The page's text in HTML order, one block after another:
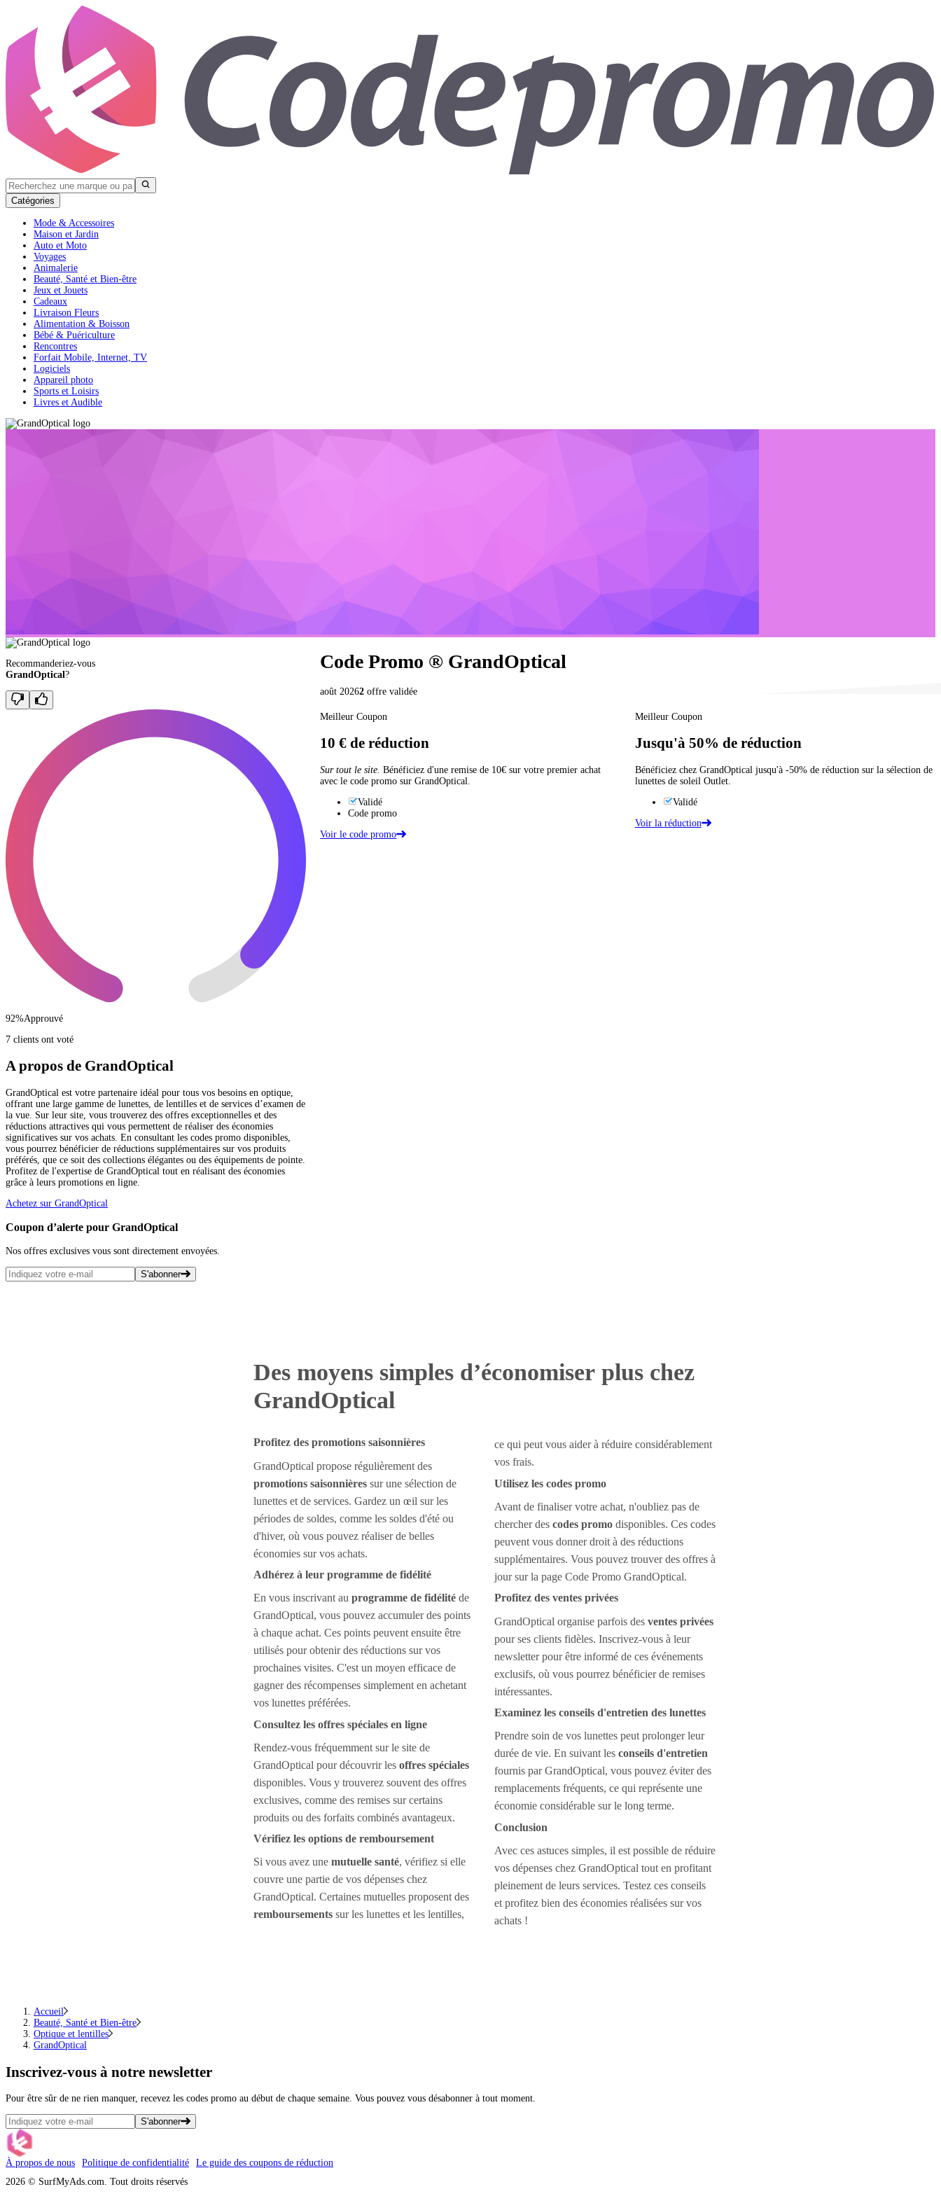
Catégories
Mode & Accessoires
Maison et Jardin
Auto et Moto
Voyages
Animalerie
Beauté, Santé et Bien-être
Jeux et Jouets
Cadeaux
Livraison Fleurs
Alimentation & Boisson
Bébé & Puériculture
Rencontres
Forfait Mobile, Internet, TV
Logiciels
Appareil photo
Sports et Loisirs
Livres et Audible
Code Promo ® GrandOptical
août 20262 offre validée
Meilleur Coupon
10 € de réduction
Sur tout le site. Bénéficiez d'une remise de 10€ sur votre premier achat
avec le code promo sur GrandOptical.
Validé
Code promo
Voir le code promo
Meilleur Coupon
Jusqu'à 50% de réduction
Bénéficiez chez GrandOptical jusqu'à -50% de réduction sur la sélection de
lunettes de soleil Outlet.
Validé
Voir la réduction
Recommanderiez-vous
GrandOptical?
92%Approuvé
7 clients ont voté
A propos de GrandOptical
GrandOptical est votre partenaire idéal pour tous vos besoins en optique,
offrant une large gamme de lunettes, de lentilles et de services d’examen de
la vue. Sur leur site, vous trouverez des offres exceptionnelles et des
réductions attractives qui vous permettent de réaliser des économies
significatives sur vos achats. En consultant les codes promo disponibles,
vous pourrez bénéficier de réductions supplémentaires sur vos produits
préférés, que ce soit des collections élégantes ou des équipements de pointe.
Profitez de l'expertise de GrandOptical tout en réalisant des économies
grâce à leurs promotions en ligne.
Achetez sur GrandOptical
Coupon d’alerte pour GrandOptical
Nos offres exclusives vous sont directement envoyées.
S'abonner
Des moyens simples d’économiser plus chez
GrandOptical
Profitez des promotions saisonnières
GrandOptical propose régulièrement des
promotions saisonnières sur une sélection de
lunettes et de services. Gardez un œil sur les
périodes de soldes, comme les soldes d'été ou
d'hiver, où vous pouvez réaliser de belles
économies sur vos achats.
Adhérez à leur programme de fidélité
En vous inscrivant au programme de fidélité de
GrandOptical, vous pouvez accumuler des points
à chaque achat. Ces points peuvent ensuite être
utilisés pour obtenir des réductions sur vos
prochaines visites. C'est un moyen efficace de
gagner des récompenses simplement en achetant
vos lunettes préférées.
Consultez les offres spéciales en ligne
Rendez-vous fréquemment sur le site de
GrandOptical pour découvrir les offres spéciales
disponibles. Vous y trouverez souvent des offres
exclusives, comme des remises sur certains
produits ou des forfaits combinés avantageux.
Vérifiez les options de remboursement
Si vous avez une mutuelle santé, vérifiez si elle
couvre une partie de vos dépenses chez
GrandOptical. Certaines mutuelles proposent des
remboursements sur les lunettes et les lentilles,
ce qui peut vous aider à réduire considérablement
vos frais.
Utilisez les codes promo
Avant de finaliser votre achat, n'oubliez pas de
chercher des codes promo disponibles. Ces codes
peuvent vous donner droit à des réductions
supplémentaires. Vous pouvez trouver des offres à
jour sur la page Code Promo GrandOptical.
Profitez des ventes privées
GrandOptical organise parfois des ventes privées
pour ses clients fidèles. Inscrivez-vous à leur
newsletter pour être informé de ces événements
exclusifs, où vous pourrez bénéficier de remises
intéressantes.
Examinez les conseils d'entretien des lunettes
Prendre soin de vos lunettes peut prolonger leur
durée de vie. En suivant les conseils d'entretien
fournis par GrandOptical, vous pouvez éviter des
remplacements fréquents, ce qui représente une
économie considérable sur le long terme.
Conclusion
Avec ces astuces simples, il est possible de réduire
vos dépenses chez GrandOptical tout en profitant
pleinement de leurs services. Testez ces conseils
et profitez bien des économies réalisées sur vos
achats !
Accueil
Beauté, Santé et Bien-être
Optique et lentilles
GrandOptical
Inscrivez-vous à notre newsletter
Pour être sûr de ne rien manquer, recevez les codes promo au début de chaque semaine. Vous pouvez vous désabonner à tout moment.
S'abonner
À propos de nous Politique de confidentialité
Le guide des coupons de réduction
2026 © SurfMyAds.com. Tout droits réservés